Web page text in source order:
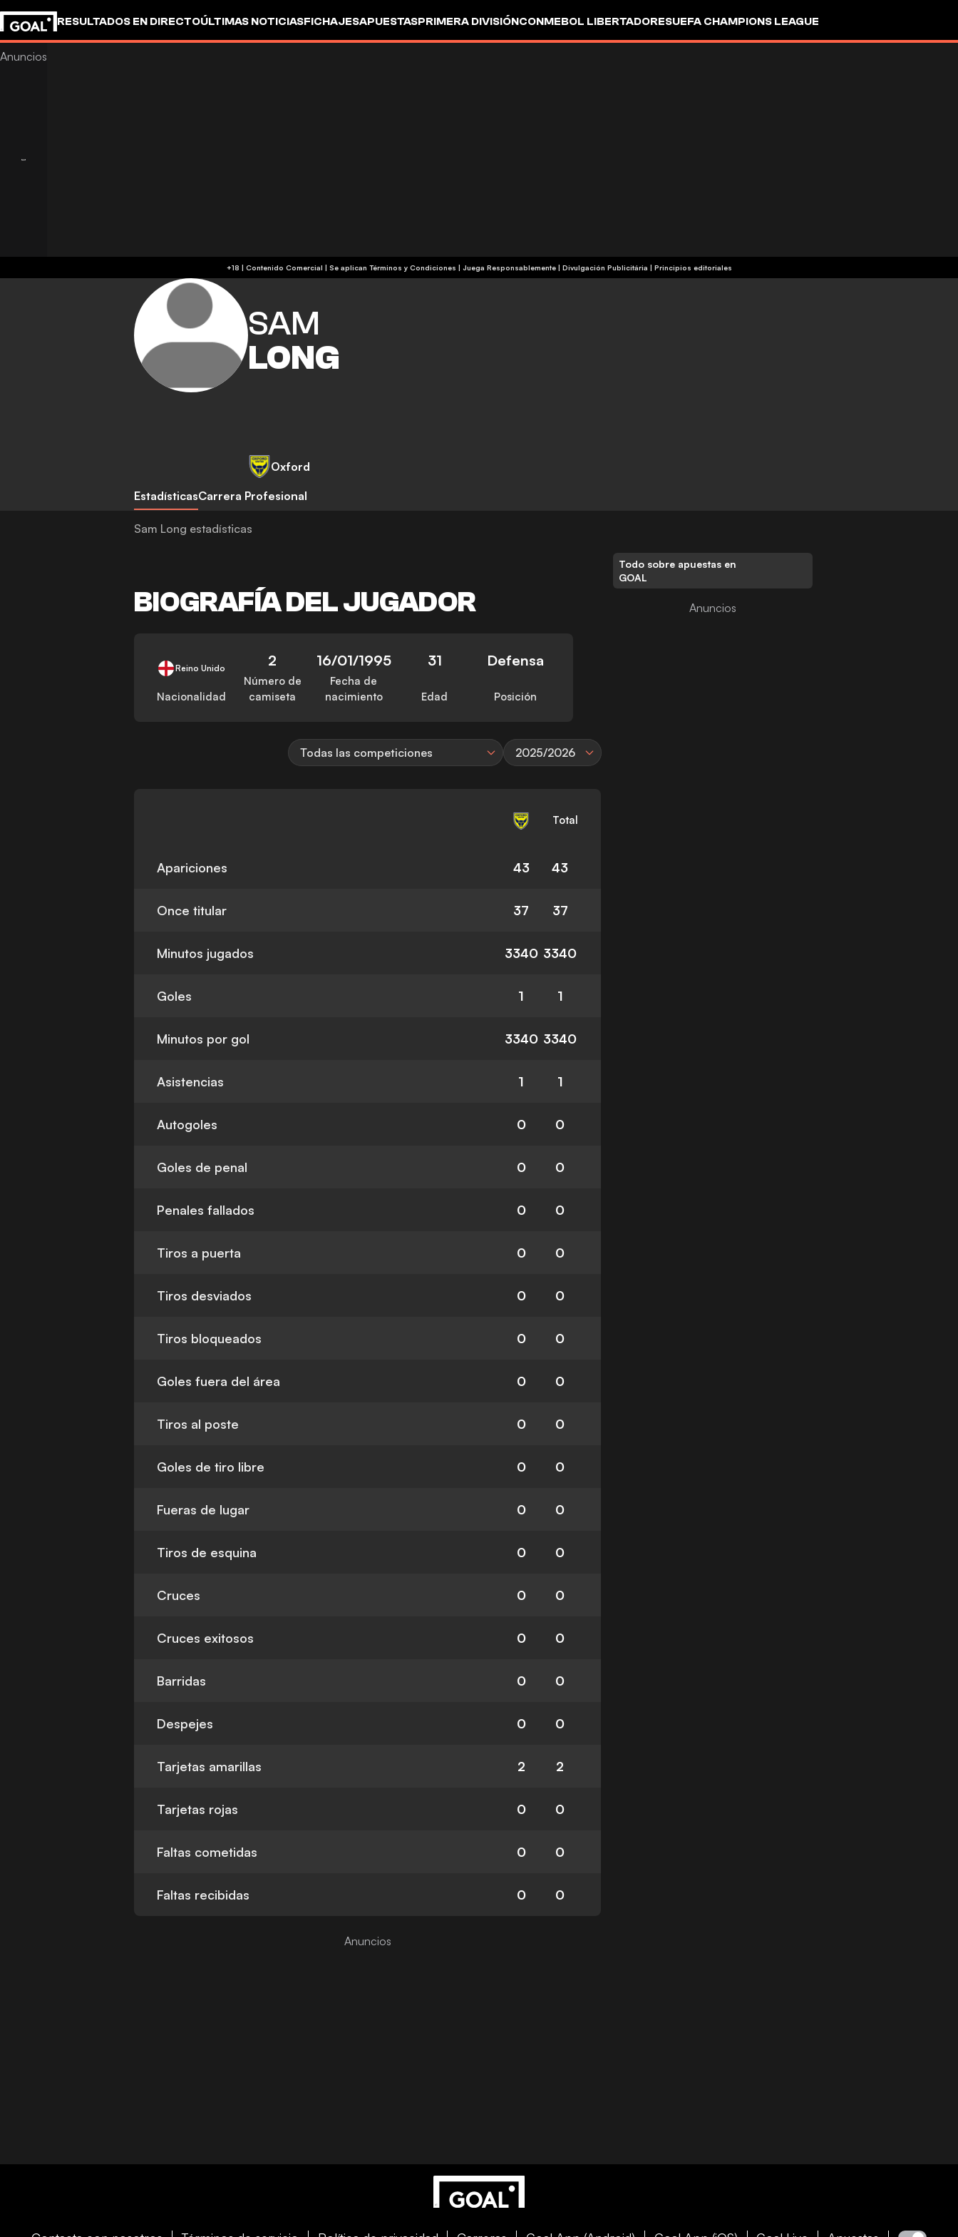
RESULTADOS EN DIRECTOÚLTIMAS NOTICIASFICHAJESAPUESTASPRIMERA DIVISIÓNCONMEBOL LIBERTADORESUEFA CHAMPIONS LEAGUE
+18 | Contenido Comercial | Se aplican Términos y Condiciones | Juega Responsablemente| Divulgación Publicitária | Principios editoriales
SAM
LONG
Oxford
EstadísticasCarrera Profesional
Sam Long estadísticas
BIOGRAFÍA DEL JUGADOR
Reino Unido
Nacionalidad
2
Número de
camiseta
16/01/1995
Fecha de
nacimiento
31
Edad
Defensa
Posición
Todas las competiciones 2025/2026
Total
Apariciones 43 43
Once titular 37 37
Minutos jugados 3340 3340
Goles 1 1
Minutos por gol 3340 3340
Asistencias 1 1
Autogoles 0 0
Goles de penal 0 0
Penales fallados 0 0
Tiros a puerta 0 0
Tiros desviados 0 0
Tiros bloqueados 0 0
Goles fuera del área 0 0
Tiros al poste 0 0
Goles de tiro libre 0 0
Fueras de lugar 0 0
Tiros de esquina 0 0
Cruces 0 0
Cruces exitosos 0 0
Barridas 0 0
Despejes 0 0
Tarjetas amarillas 2 2
Tarjetas rojas 0 0
Faltas cometidas 0 0
Faltas recibidas 0 0
Todo sobre apuestas en
GOAL